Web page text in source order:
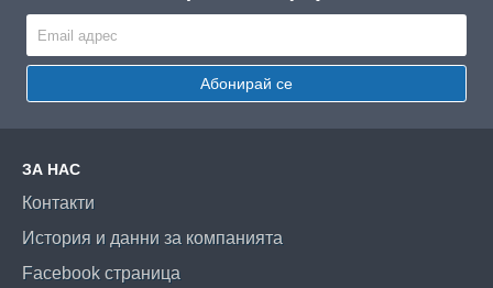
Абонирай се
ЗА НАС
Контакти
История и данни за компанията
Facebook страница